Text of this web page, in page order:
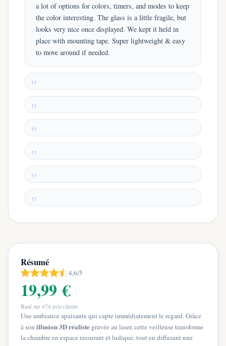
a lot of options for colors, timers, and modes to keep
the color interesting. The glass is a little fragile, but
looks very nice once displayed. We kept it held in
place with mounting tape. Super lightweight & easy
to move around if needed.
Résumé
4,6/5
19,99 €
Basé sur 474 avis clients
Une ambiance apaisante qui capte immédiatement le regard. Grâce
à son illusion 3D réaliste gravée au laser, cette veilleuse transforme
la chambre en espace rassurant et ludique, tout en diffusant une